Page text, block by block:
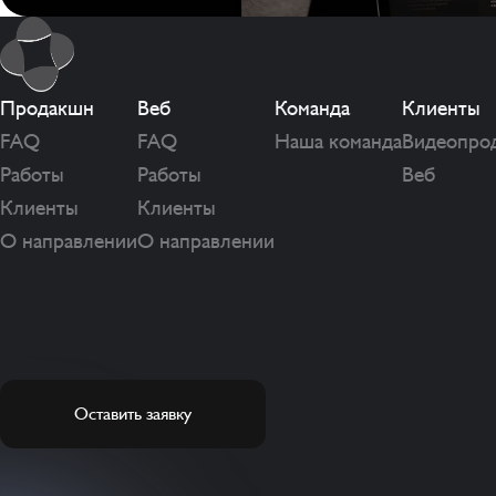
Продакшн
FAQ
Работы
Клиенты
О направлении
Веб
FAQ
Работы
Клиенты
О направлении
Команда
Наша команда
Клиенты
Веб
Оставить заявку